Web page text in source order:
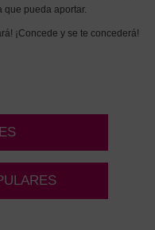
que pueda aportar.
¡Concede y se te concederá!